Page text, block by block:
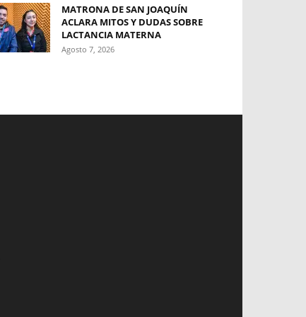
MATRONA DE SAN JOAQUÍN
ACLARA MITOS Y DUDAS SOBRE
LACTANCIA MATERNA
Agosto 7, 2026